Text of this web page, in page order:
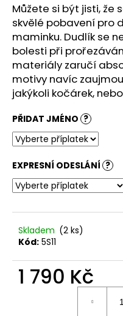
Můžete si být jisti, že
skvělé pobavení pro
maminku. Dudlík se
bolesti při
materiály zaručí
motivy navíc
jakýkoli kočárek,
PŘIDAT JMÉNO ?
EXPRESNÍ ODESLÁNÍ ?
Skladem (2 ks)
Kód: 5S11
1 790 Kč
D
o
p
o
r
u
č
u
j
e
m
e